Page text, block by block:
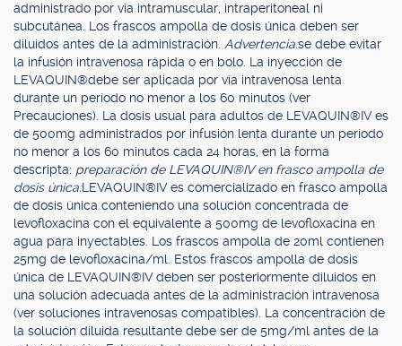
administrado por vía intramuscular, intraperitoneal ni
subcutánea. Los frascos ampolla de dosis única deben ser
diluidos antes de la administración. Advertencia:se debe evitar
la infusión intravenosa rápida o en bolo. La inyección de
LEVAQUIN®debe ser aplicada por vía intravenosa lenta
durante un período no menor a los 60 minutos (ver
Precauciones). La dosis usual para adultos de LEVAQUIN®IV es
de 500mg administrados por infusión lenta durante un período
no menor a los 60 minutos cada 24 horas, en la forma
descripta: preparación de LEVAQUIN®IV en frasco ampolla de
dosis única:LEVAQUIN®IV es comercializado en frasco ampolla
de dosis única conteniendo una solución concentrada de
levofloxacina con el equivalente a 500mg de levofloxacina en
agua para inyectables. Los frascos ampolla de 20ml contienen
25mg de levofloxacina/ml. Estos frascos ampolla de dosis
única de LEVAQUIN®IV deben ser posteriormente diluidos en
una solución adecuada antes de la administración intravenosa
(ver soluciones intravenosas compatibles). La concentración de
la solución diluida resultante debe ser de 5mg/ml antes de la